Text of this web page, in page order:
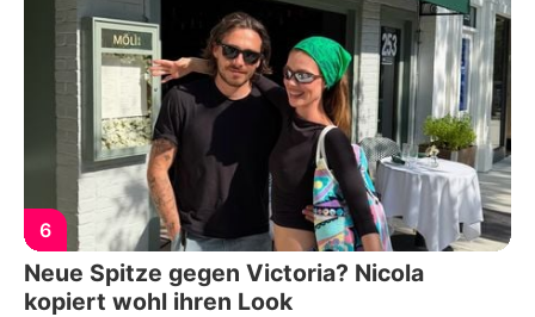
6
Neue Spitze gegen Victoria? Nicola
kopiert wohl ihren Look